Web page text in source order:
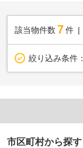
該当物件数 7件
絞り込み条件：
市区町村から探す